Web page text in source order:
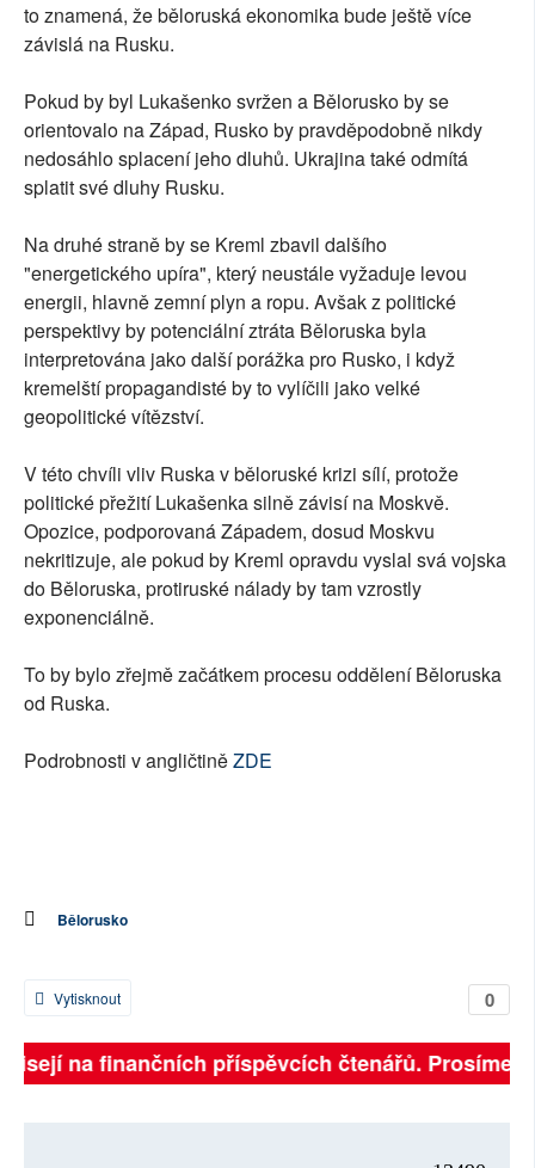
to znamená, že běloruská ekonomika bude ještě více
závislá na Rusku.
Pokud by byl Lukašenko svržen a Bělorusko by se
orientovalo na Západ, Rusko by pravděpodobně nikdy
nedosáhlo splacení jeho dluhů. Ukrajina také odmítá
splatit své dluhy Rusku.
Na druhé straně by se Kreml zbavil dalšího
"energetického upíra", který neustále vyžaduje levou
energii, hlavně zemní plyn a ropu. Avšak z politické
perspektivy by potenciální ztráta Běloruska byla
interpretována jako další porážka pro Rusko, i když
kremelští propagandisté by to vylíčili jako velké
geopolitické vítězství.
V této chvíli vliv Ruska v běloruské krizi sílí, protože
politické přežití Lukašenka silně závisí na Moskvě.
Opozice, podporovaná Západem, dosud Moskvu
nekritizuje, ale pokud by Kreml opravdu vyslal svá vojska
do Běloruska, protiruské nálady by tam vzrostly
exponenciálně.
To by bylo zřejmě začátkem procesu oddělení Běloruska
od Ruska.
Podrobnosti v angličtiněZDE
Bělorusko
0
Vytisknout
na finančních příspěvcích čtenářů. Prosíme,